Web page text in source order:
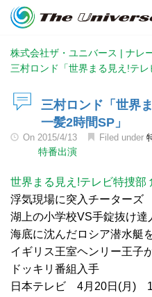
株式会社ザ・ユニバース | ナレ
三村ロンド「世界まる見え!テレ
三村ロンド「世界
一髪2時間SP」
On 2015/4/13 Filed under
特番出演
世界まる見え!テレビ特捜部
浮気現場に突入チーターズ
湖上の小学校VS手錠抜け達
海底に沈んだロシア潜水艇
イギリス王室ヘンリー王子
ドッキリ番組入手
日本テレビ 4月20日(月)